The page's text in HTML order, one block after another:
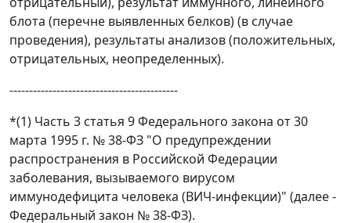
блота (перечне выявленных белков) (в случае
проведения), результаты анализов (положительных,
отрицательных, неопределенных).
-------------------------------------------
*(1) Часть 3 статья 9 Федерального закона от 30
марта 1995 г. № 38-ФЗ "О предупреждении
распространения в Российской Федерации
заболевания, вызываемого вирусом
иммунодефицита человека (ВИЧ-инфекции)" (далее -
Федеральный закон № 38-ФЗ).